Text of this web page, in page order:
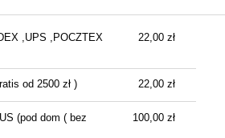
nie zawiera ewentualnych kosztów
,UPS ,POCZTEX
22,00 zł
od 2500 zł ) 22,00 zł
(pod dom ( bez
100,00 zł